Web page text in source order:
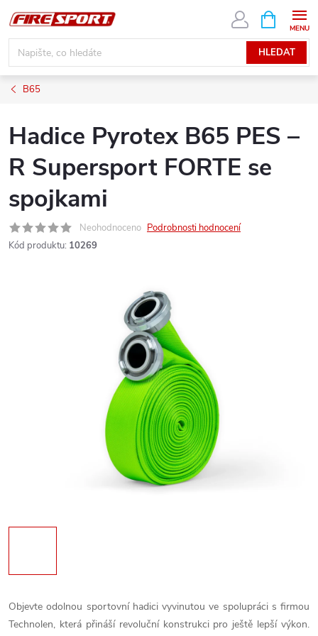
na
obsah
HLEDAT
NÁKUPNÍ
KOŠÍK
B65
Hadice Pyrotex B65 PES –
R Supersport FORTE se
spojkami
Neohodnoceno Podrobnosti hodnocení
Kód produktu: 10269
Objevte odolnou sportovní hadici vyvinutou ve spolupráci s firmou
Technolen, která přináší revoluční konstrukci pro ještě lepší výkon.